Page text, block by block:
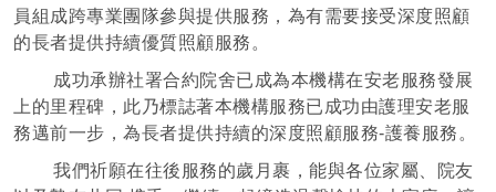
員組成跨專業團隊參與提供服務，為有需要接受深度照顧
的長者提供持續優質照顧服務。
成功承辦社署合約院舍已成為本機構在安老服務發展
上的里程碑，此乃標誌著本機構服務已成功由護理安老服
務邁前一步，為長者提供持續的深度照顧服務-護養服務。
我們祈願在往後服務的歲月裹，能與各位家屬、院友